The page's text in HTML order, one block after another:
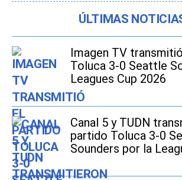
ÚLTIMAS
Imagen TV
Toluca 3-0 Seattle
Leagues Cup 2026
Canal 5 y TUDN
partido Toluca 3-0
Sounders por la